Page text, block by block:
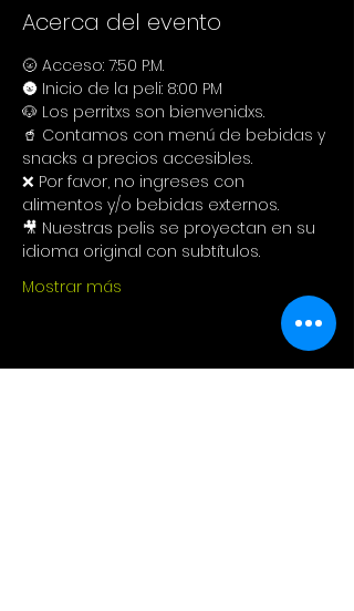
Acerca del evento
🌝 Acceso: 7:50 P.M.
🌚 Inicio de la peli: 8:00 PM
🐶 Los perritxs son bienvenidxs.
🥤 Contamos con menú de bebidas y
snacks a precios accesibles.
❌ Por favor, no ingreses con
alimentos y/o bebidas externos.
🎥 Nuestras pelis se proyectan en su
idioma original con subtítulos.
Mostrar más